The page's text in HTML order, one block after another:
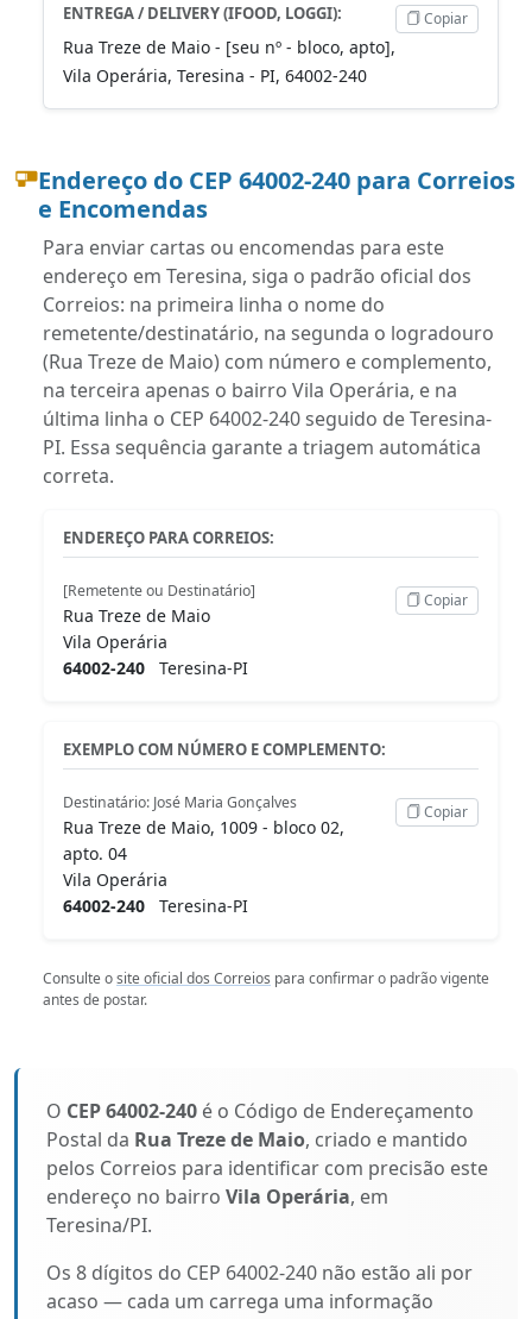
ENTREGA / DELIVERY (IFOOD, LOGGI):
Rua Treze de Maio - [seu nº - bloco, apto],
Vila Operária, Teresina - PI, 64002-240
Copiar
Endereço do CEP 64002-240 para Correios
e Encomendas
Para enviar cartas ou encomendas para este
endereço em Teresina, siga o padrão oficial dos
Correios: na primeira linha o nome do
remetente/destinatário, na segunda o logradouro
(Rua Treze de Maio) com número e complemento,
na terceira apenas o bairro Vila Operária, e na
última linha o CEP 64002-240 seguido de Teresina-
PI. Essa sequência garante a triagem automática
correta.
ENDEREÇO PARA CORREIOS:
[Remetente ou Destinatário]
Rua Treze de Maio
Vila Operária
64002-240 Teresina-PI
Copiar
EXEMPLO COM NÚMERO E COMPLEMENTO:
Destinatário: José Maria Gonçalves
Rua Treze de Maio, 1009 - bloco 02,
apto. 04
Vila Operária
64002-240 Teresina-PI
Copiar
Consulte osite oficial dos Correios para confirmar o padrão vigente
antes de postar.
O CEP 64002-240 é o Código de Endereçamento
Postal da Rua Treze de Maio, criado e mantido
pelos Correios para identificar com precisão este
endereço no bairro Vila Operária, em
Teresina/PI.
Os 8 dígitos do CEP 64002-240 não estão ali por
acaso — cada um carrega uma informação